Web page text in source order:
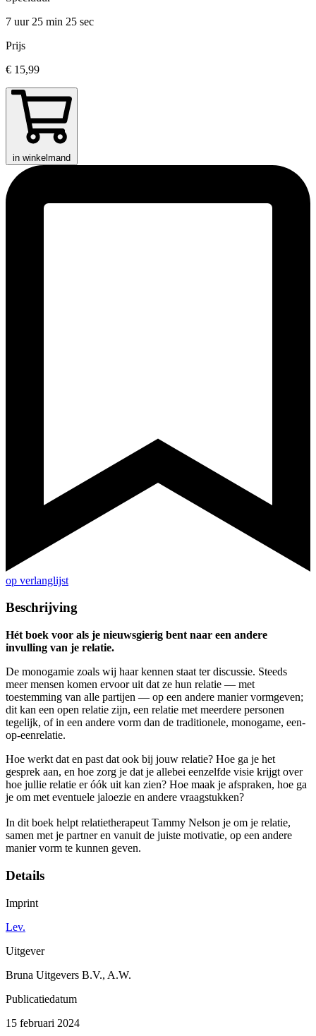
7 uur 25 min 25 sec
Prijs
€ 15,99
in winkelmand
op verlanglijst
Beschrijving
Hét boek voor als je nieuwsgierig bent naar een andere
invulling van je relatie.
De monogamie zoals wij haar kennen staat ter discussie. Steeds
meer mensen komen ervoor uit dat ze hun relatie — met
toestemming van alle partijen — op een andere manier vormgeven;
dit kan een open relatie zijn, een relatie met meerdere personen
tegelijk, of in een andere vorm dan de traditionele, monogame, een-
op-eenrelatie.
Hoe werkt dat en past dat ook bij jouw relatie? Hoe ga je het
gesprek aan, en hoe zorg je dat je allebei eenzelfde visie krijgt over
hoe jullie relatie er óók uit kan zien? Hoe maak je afspraken, hoe ga
je om met eventuele jaloezie en andere vraagstukken?
In dit boek helpt relatietherapeut Tammy Nelson je om je relatie,
samen met je partner en vanuit de juiste motivatie, op een andere
manier vorm te kunnen geven.
Details
Imprint
Lev.
Uitgever
Bruna Uitgevers B.V., A.W.
Publicatiedatum
15 februari 2024